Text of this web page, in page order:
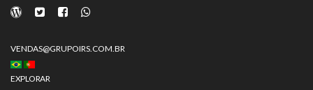
VENDAS@GRUPOIRS.COM.BR
EXPLORAR